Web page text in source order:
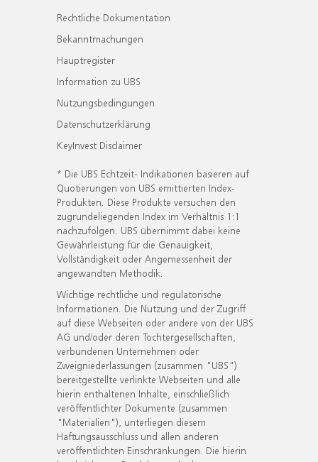
Rechtliche Dokumentation
Bekanntmachungen
Hauptregister
Information zu UBS
Nutzungsbedingungen
Datenschutzerklärung
KeyInvest Disclaimer
* Die UBS Echtzeit- Indikationen basieren auf
Quotierungen von UBS emittierten Index-
Produkten. Diese Produkte versuchen den
zugrundeliegenden Index im Verhältnis 1:1
nachzufolgen. UBS übernimmt dabei keine
Gewährleistung für die Genauigkeit,
Vollständigkeit oder Angemessenheit der
angewandten Methodik.
Wichtige rechtliche und regulatorische
Informationen. Die Nutzung und der Zugriff
auf diese Webseiten oder andere von der UBS
AG und/oder deren Tochtergesellschaften,
verbundenen Unternehmen oder
Zweigniederlassungen (zusammen "UBS")
bereitgestellte verlinkte Webseiten und alle
hierin enthaltenen Inhalte, einschließlich
veröffentlichter Dokumente (zusammen
"Materialien"), unterliegen diesem
Haftungsausschluss und allen anderen
veröffentlichten Einschränkungen. Die hierin